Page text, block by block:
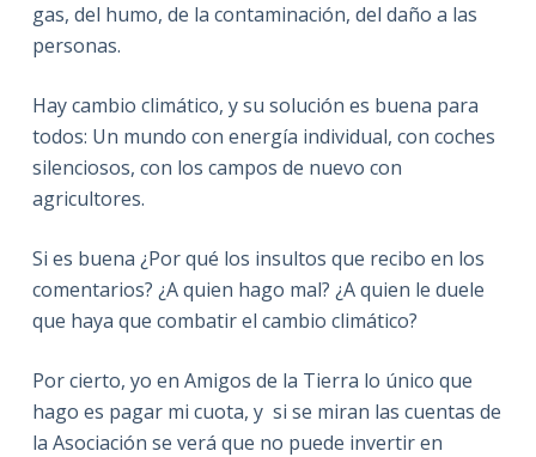
gas, del humo, de la contaminación, del daño a las
personas.
Hay cambio climático, y su solución es buena para
todos: Un mundo con energía individual, con coches
silenciosos, con los campos de nuevo con
agricultores.
Si es buena ¿Por qué los insultos que recibo en los
comentarios? ¿A quien hago mal? ¿A quien le duele
que haya que combatir el cambio climático?
Por cierto, yo en Amigos de la Tierra lo único que
hago es pagar mi cuota, y si se miran las cuentas de
la Asociación se verá que no puede invertir en